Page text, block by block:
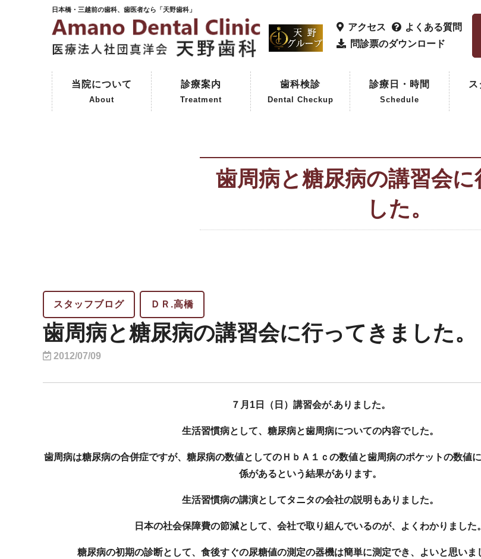
日本橋・三越前の歯科、歯医者なら「天野歯科」
アクセス
よくある質問
問診票のダウンロード
当院について
About
診療案内
Treatment
歯科検診
Dental Checkup
診療日・時間
Schedule
歯周病と糖尿病の講習会に
した。
スタッフブログ ＤＲ.高橋
歯周病と糖尿病の講習会に行ってきました。
2012/07/09
７月1日（日）講習会が.ありました。
生活習慣病として、糖尿病と歯周病についての内容でした。
歯周病は糖尿病の合併症ですが、糖尿病の数値としてのＨｂＡ１ｃの数値と歯周病のポケットの数値
係があるという結果があります。
生活習慣病の講演としてタニタの会社の説明もありました。
日本の社会保障費の節減として、会社で取り組んでいるのが、よくわかりました。
糖尿病の初期の診断として、食後すぐの尿糖値の測定の器機は簡単に測定でき、よいと思いま